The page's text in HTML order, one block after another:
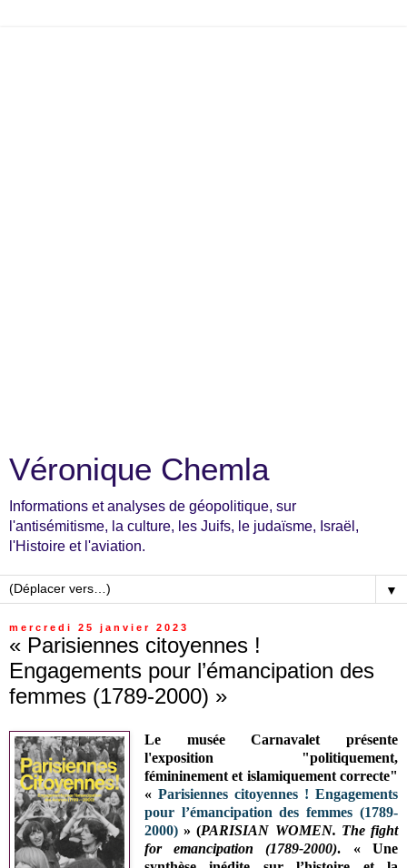
Véronique Chemla
Informations et analyses de géopolitique, sur
l'antisémitisme, la culture, les Juifs, le judaïsme, Israël,
l'Histoire et l'aviation.
▼
mercredi 25 janvier 2023
« Parisiennes citoyennes !
Engagements pour l’émancipation des
femmes (1789-2000) »
Le musée Carnavalet présente
l'exposition "politiquement,
fémininement et islamiquement correcte"
« Parisiennes citoyennes ! Engagements
pour l’émancipation des femmes (1789-
2000)» (PARISIAN WOMEN. The fight
for emancipation (1789-2000). « Une